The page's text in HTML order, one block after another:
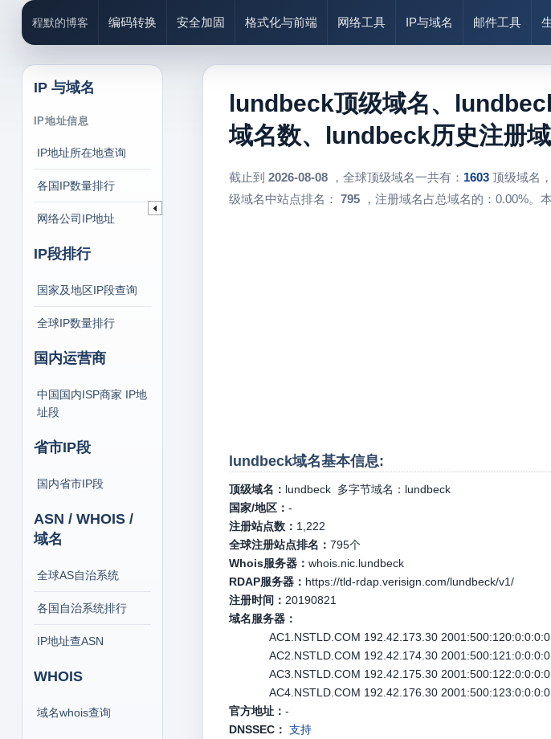
程默的博客 编码转换 安全加固 格式化与前端 网络工具 IP与域名 邮件工具
IP 与域名
IP地址信息
IP地址所在地查询
各国IP数量排行
网络公司IP地址
IP段排行
国家及地区IP段查询
全球IP数量排行
国内运营商
中国国内ISP商家 IP地
址段
省市IP段
国内省市IP段
ASN / WHOIS /
域名
全球AS自治系统
各国自治系统排行
IP地址查ASN
WHOIS
域名whois查询
lundbeck顶级域名、
域名数、lundbeck历史注册
截止到 2026-08-08，全球顶级域名一共有： 1603 顶级域名
级域名中站点排名： 795，注册域名占总域名的：0.00%。
lundbeck域名基本信息:
顶级域名： lundbeck多字节域名： lundbeck
国家/地区： -
注册站点数： 1,222
全球注册站点排名： 795个
Whois服务器： whois.nic.lundbeck
RDAP服务器： https://tld-rdap.verisign.com/lundbeck/v1/
注册时间： 20190821
域名服务器：
AC1.NSTLD.COM 192.42.173.30
AC2.NSTLD.COM 192.42.174.30
AC3.NSTLD.COM 192.42.175.30
AC4.NSTLD.COM 192.42.176.30
官方地址： -
DNSSEC： 支持